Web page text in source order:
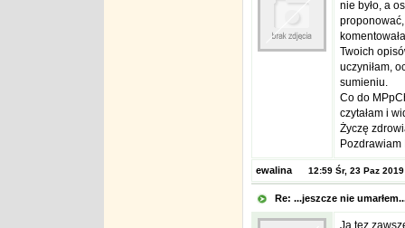
nie było, a
Twoich
uczyniłam,
sumieniu.
Co do
czytałam i
Życzę
Pozdrawiam
ewalina 12:59 Śr, 23 Paz 2019
Re: ...jeszcze nie
Ja tez